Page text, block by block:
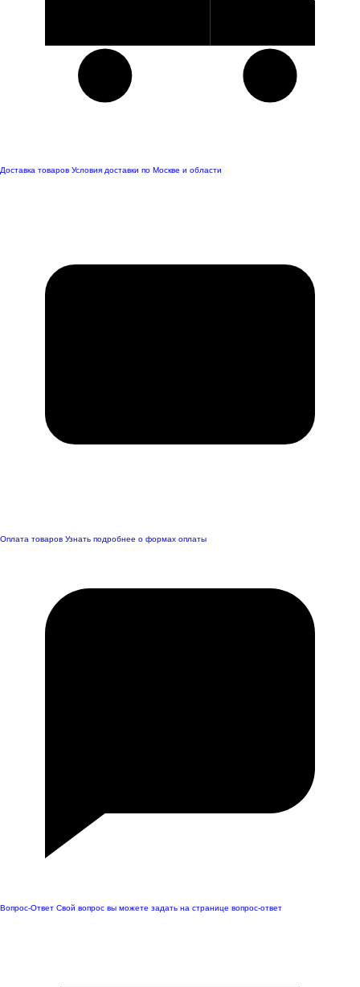
Доставка товаров Условия доставки по Москве и области
Оплата товаров Узнать подробнее о формах оплаты
Вопрос-Ответ Свой вопрос вы можете задать на странице вопрос-ответ